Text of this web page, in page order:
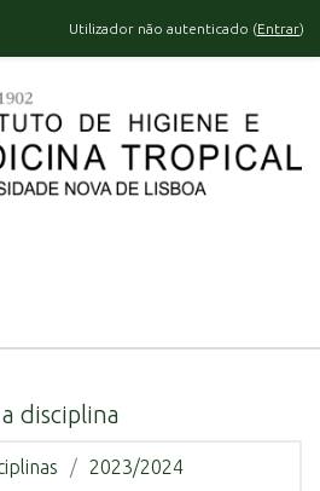
Utilizador não autenticado (Entrar)
disciplina
2023/2024